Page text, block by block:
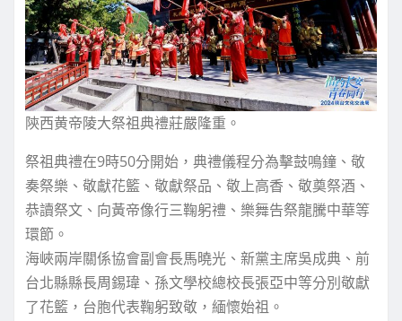
陝西黄帝陵大祭祖典禮莊嚴隆重。
祭祖典禮在9時50分開始，典禮儀程分為擊鼓鳴鐘、敬
奏祭樂、敬獻花籃、敬獻祭品、敬上高香、敬奠祭酒、
恭讀祭文、向黃帝像行三鞠躬禮、樂舞告祭龍騰中華等
環節。
海峽兩岸關係協會副會長馬曉光、新黨主席吳成典、前
台北縣縣長周錫瑋、孫文學校總校長張亞中等分別敬獻
了花籃，台胞代表鞠躬致敬，緬懷始祖。